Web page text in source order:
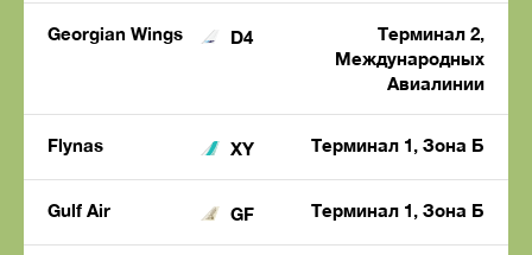
Georgian Wings D4
Терминал 2,
Международных
Авиалинии
Flynas XY Терминал 1, Зона Б
Gulf Air GF Терминал 1, Зона Б